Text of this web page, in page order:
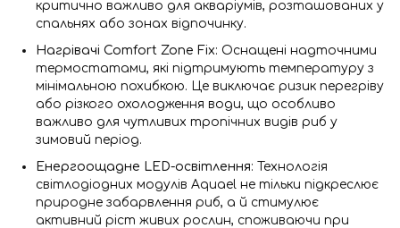
критично важливо для акваріумів, розташованих у
спальнях або зонах відпочинку.
Нагрівачі Comfort Zone Fix: Оснащені надточними
термостатами, які підтримують температуру з
мінімальною похибкою. Це виключає ризик перегріву
або різкого охолодження води, що особливо
важливо для чутливих тропічних видів риб у
зимовий період.
Енергоощадне LED-освітлення: Технологія
світлодіодних модулів Aquael не тільки підкреслює
природне забарвлення риб, а й стимулює
активний ріст живих рослин, споживаючи при